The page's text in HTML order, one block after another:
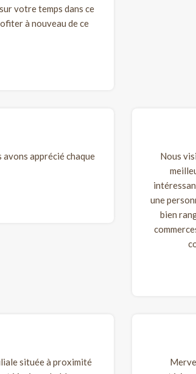
votre temps dans ce
à nouveau de ce
apprécié chaque
Nous
une
bien
située à proximité